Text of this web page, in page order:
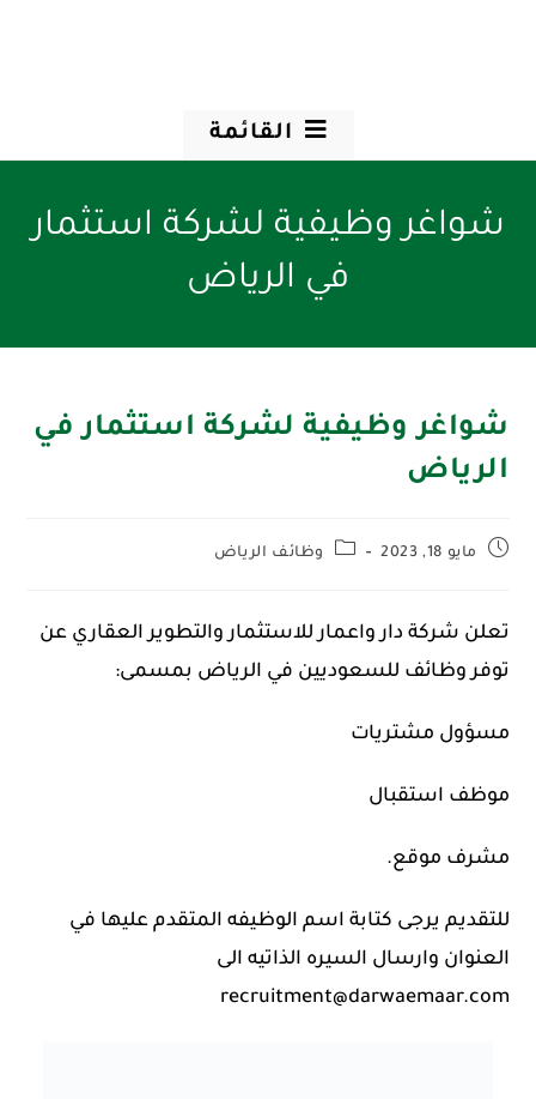
القائمة
شواغر وظيفية لشركة استثمار
في الرياض
شواغر وظيفية لشركة استثمار في
الرياض
مايو 18, 2023 وظائف الرياض
تعلن شركة دار واعمار للاستثمار والتطوير العقاري عن
توفر وظائف للسعوديين في الرياض بمسمى:
مسؤول مشتريات
موظف استقبال
مشرف موقع.
للتقديم يرجى كتابة اسم الوظيفه المتقدم عليها في
العنوان وارسال السيره الذاتيه الى
recruitment@darwaemaar.com